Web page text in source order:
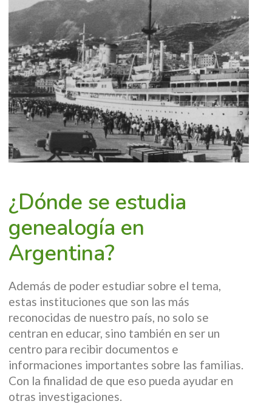
¿Dónde se estudia
genealogía en
Argentina?
Además de poder estudiar sobre el tema,
estas instituciones que son las más
reconocidas de nuestro país, no solo se
centran en educar, sino también en ser un
centro para recibir documentos e
informaciones importantes sobre las familias.
Con la finalidad de que eso pueda ayudar en
otras investigaciones.